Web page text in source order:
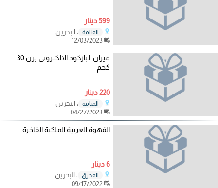
599 دينار
المنامة
، البحرين
12/03/2023
ميزان الباركود الالكترونى يزن 30
كجم
220 دينار
المنامة
، البحرين
04/27/2023
القهوة العربية الملكية الفاخرة
6 دينار
المحرق
، البحرين